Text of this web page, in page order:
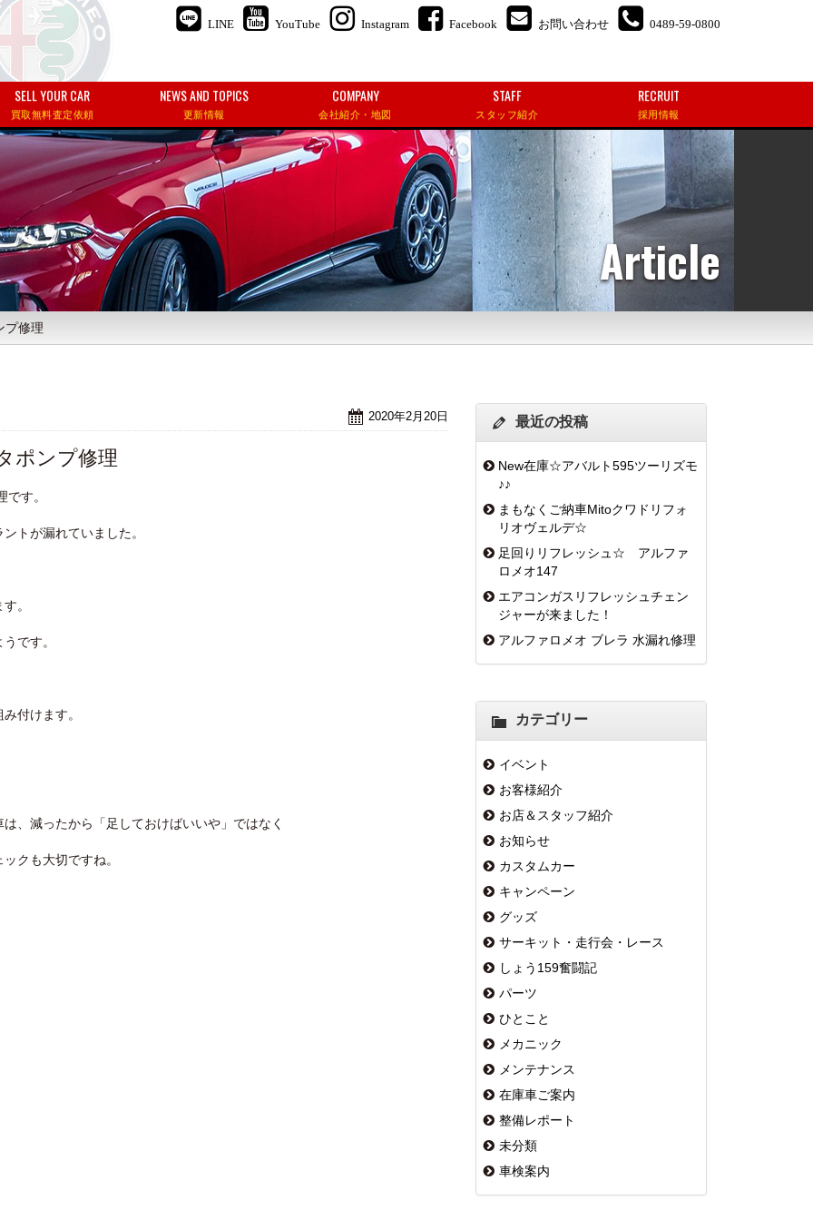
LINE YouTube Instagram Facebook お問い合わせ 0489-59-0800
SELL YOUR CAR
買取無料査定依頼
NEWS AND TOPICS
更新情報
COMPANY
会社紹介・地図
STAFF
スタッフ紹介
RECRUIT
採用情報
Article
プ修理
2020年2月20日
ポンプ修理
す。
トが漏れていました。
。
です。
付けます。
、減ったから「足しておけばいいや」ではなく
クも大切ですね。
最近の投稿
New在庫☆アバルト595ツーリズモ
♪♪
まもなくご納車Mitoクワドリフォ
リオヴェルデ☆
足回りリフレッシュ☆ アルファ
ロメオ147
エアコンガスリフレッシュチェン
ジャーが来ました！
アルファロメオ ブレラ 水漏れ修理
カテゴリー
イベント
お客様紹介
お店＆スタッフ紹介
お知らせ
カスタムカー
キャンペーン
グッズ
サーキット・走行会・レース
しょう159奮闘記
パーツ
ひとこと
メカニック
メンテナンス
在庫車ご案内
整備レポート
未分類
車検案内